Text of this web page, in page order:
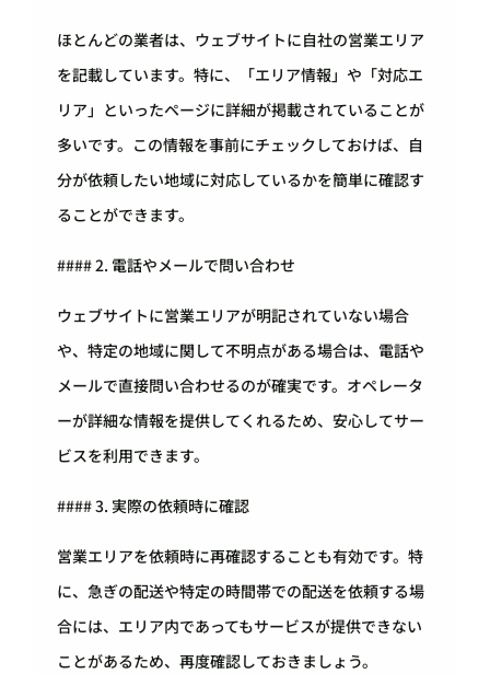
ほとんどの業者は、ウェブサイトに自社の営業エリア
を記載しています。特に、「エリア情報」や「対応エ
リア」といったページに詳細が掲載されていることが
多いです。この情報を事前にチェックしておけば、自
分が依頼したい地域に対応しているかを簡単に確認す
ることができます。
#### 2. 電話やメールで問い合わせ
ウェブサイトに営業エリアが明記されていない場合
や、特定の地域に関して不明点がある場合は、電話や
メールで直接問い合わせるのが確実です。オペレータ
ーが詳細な情報を提供してくれるため、安心してサー
ビスを利用できます。
#### 3. 実際の依頼時に確認
営業エリアを依頼時に再確認することも有効です。特
に、急ぎの配送や特定の時間帯での配送を依頼する場
合には、エリア内であってもサービスが提供できない
ことがあるため、再度確認しておきましょう。